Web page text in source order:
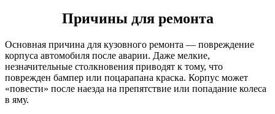
Причины для ремонта
Основная причина для кузовного ремонта — повреждение
корпуса автомобиля после аварии. Даже мелкие,
незначительные столкновения приводят к тому, что
поврежден бампер или поцарапана краска. Корпус может
«повести» после наезда на препятствие или попадание колеса
в яму.